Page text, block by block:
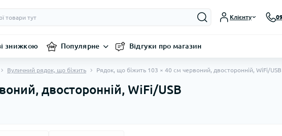
Клієнту
знижкою Популярне Відгуки про магазин
Вуличний рядок, що біжить Рядок, що біжить 103 × 40 см червоний, двосторонній, WiFi/USB
двосторонній, WiFi/USB